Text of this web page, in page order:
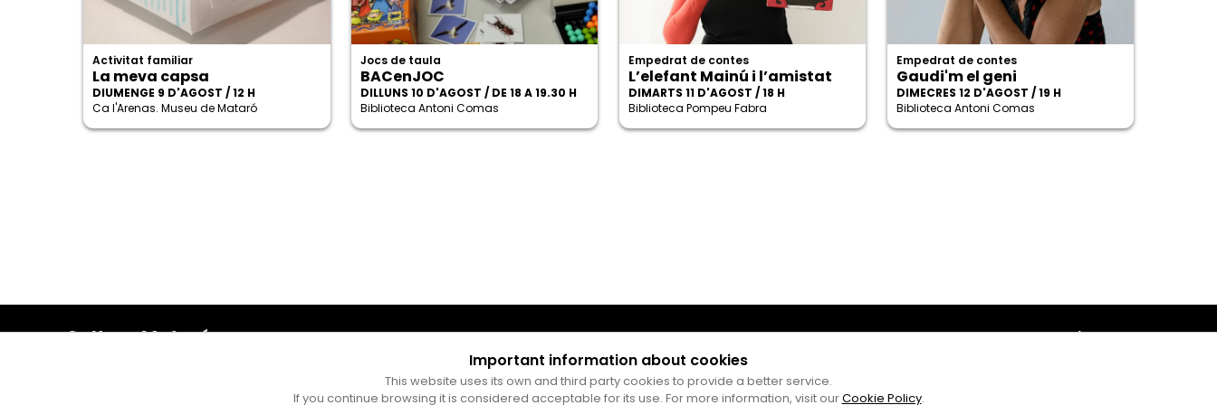
Activitat familiar
La meva capsa
DIUMENGE 9 D'AGOST / 12 H
Ca l'Arenas. Museu de Mataró
Jocs de taula
BACenJOC
DILLUNS 10 D'AGOST / DE 18 A 19.30 H
Biblioteca Antoni Comas
Empedrat de contes
L’elefant Mainú i l’amistat
DIMARTS 11 D'AGOST / 18 H
Biblioteca Pompeu Fabra
Empedrat de contes
Gaudi'm el geni
DIMECRES 12 D'AGOST / 19 H
Biblioteca Antoni Comas
Cultura Mataró
Horari d'obertura: dilluns, dimecres i divendres de 10 a
Amb el suport
Important information about cookies
This website uses its own and third party cookies to provide a better service.
If you continue browsing it is considered acceptable for its use. For more information, visit ourCookie Policy.